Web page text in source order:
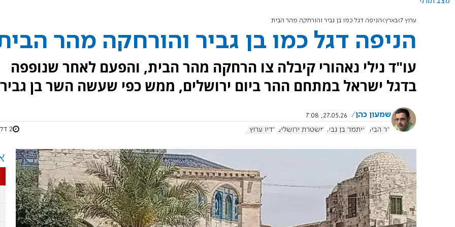
ערוץ 7 בארץ הניפה דגל כמו בן גביר והורחקה מהר הבית
הניפה דגל כמו בן גביר והורחקה מהר
עו"ד נילי נאהורי קיבלה צו הרחקה מהר הבית, והפעם לאחר שנופפה
בדגל ישראל במתחם ההר ביום ירושלים, ממש כפי שעשה השר בן
שמעון כהן
27.05.26, 7:08
הר הבית
איתמר בן גביר משטרת ירושלים רדיו ערוץ 7 2 דקות